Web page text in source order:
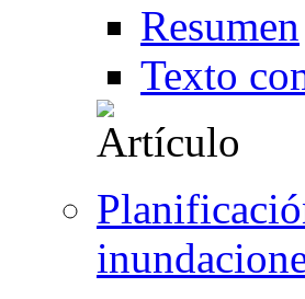
Resumen
Texto